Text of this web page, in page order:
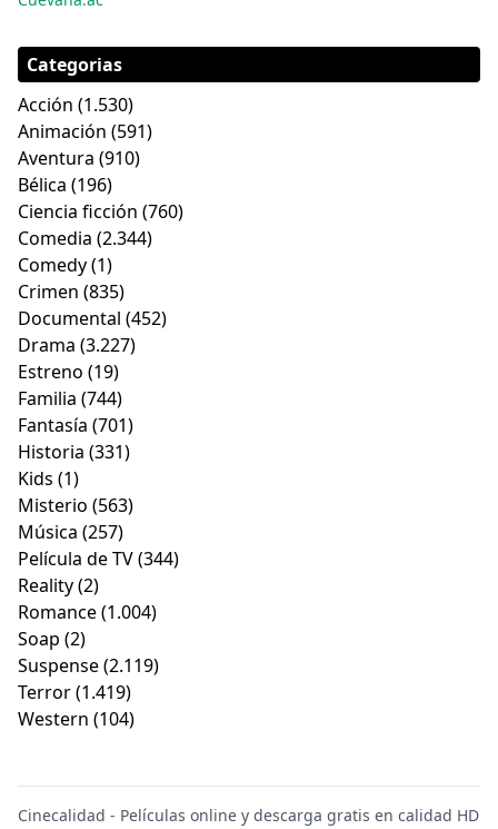
Categorias
Acción (1.530)
Animación (591)
Aventura (910)
Bélica (196)
Ciencia ficción (760)
Comedia (2.344)
Comedy(1)
Crimen (835)
Documental (452)
Drama (3.227)
Estreno (19)
Familia (744)
Fantasía (701)
Historia (331)
Kids (1)
Misterio (563)
Música (257)
Película de TV(344)
Reality(2)
Romance(1.004)
Soap (2)
Suspense(2.119)
Terror(1.419)
Western (104)
Cinecalidad - Películas online y descarga gratis en calidad HD